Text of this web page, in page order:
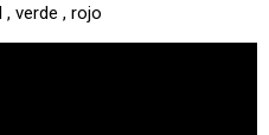
verde , rojo